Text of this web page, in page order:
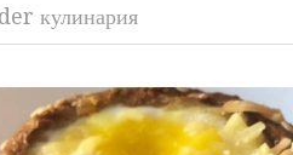
кулинария